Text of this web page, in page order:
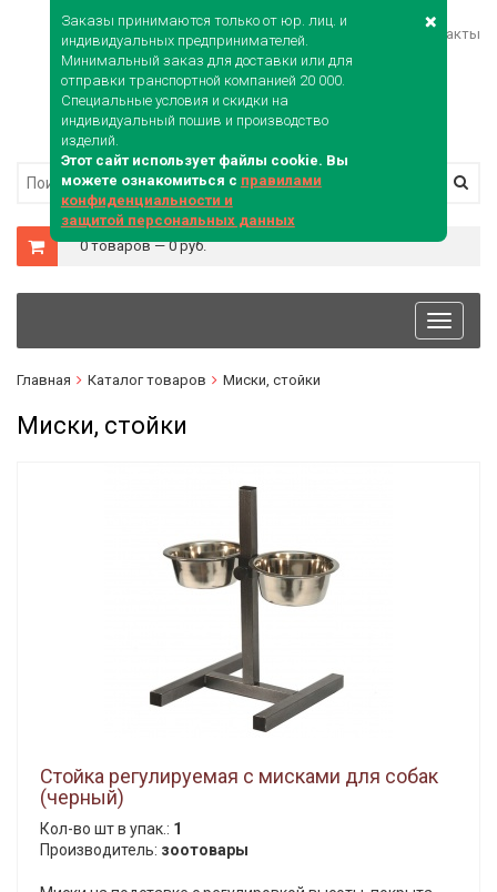
Войти Контакты
0 товаров — 0 руб.
Toggle
Главная Каталог товаров Миски, стойки
Миски, стойки
Стойка регулируемая с мисками для собак
(черный)
Кол-во шт в упак.: 1
Производитель: зоотовары
Заказы принимаются только от юр. лиц. и
индивидуальных предпринимателей.
Минимальный заказ для доставки или для
отправки транспортной компанией 20 000.
Специальные условия и скидки на
индивидуальный пошив и производство
изделий.
Этот сайт использует файлы cookie. Вы
можете ознакомиться с правилами
конфиденциальности и
защитой персональных данных